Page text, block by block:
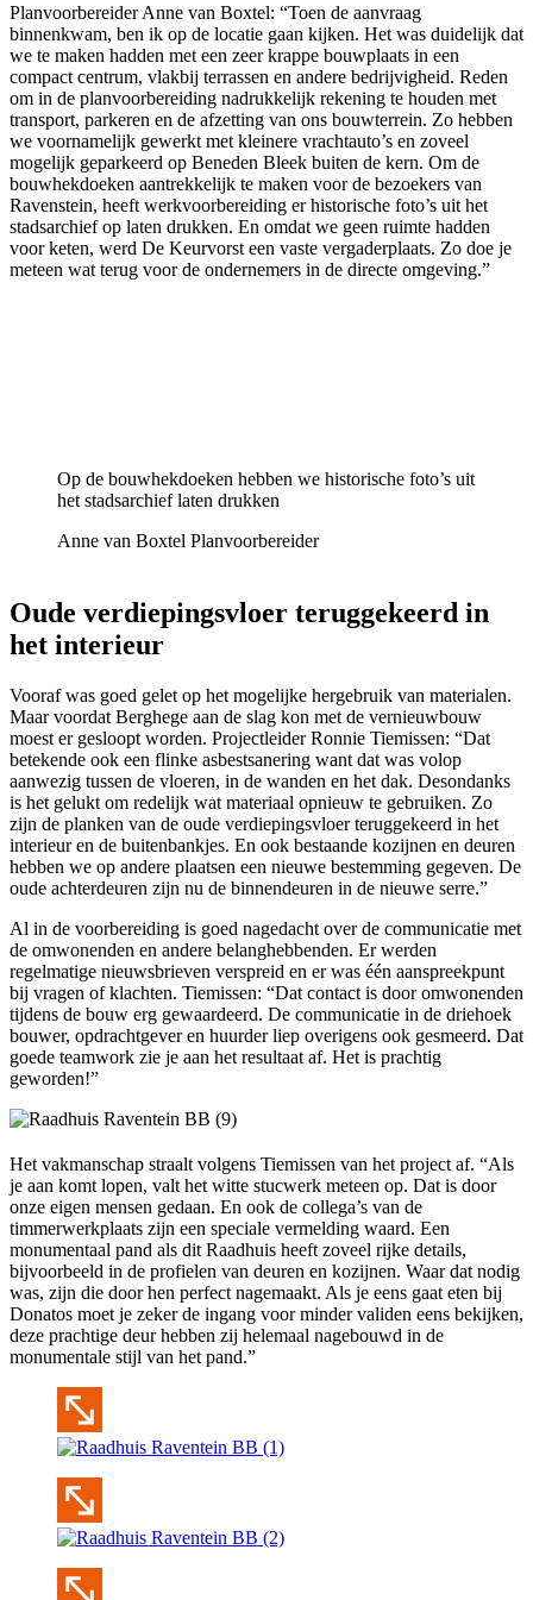
Planvoorbereider Anne van Boxtel: “Toen de aanvraag
binnenkwam, ben ik op de locatie gaan kijken. Het was duidelijk dat
we te maken hadden met een zeer krappe bouwplaats in een
compact centrum, vlakbij terrassen en andere bedrijvigheid. Reden
om in de planvoorbereiding nadrukkelijk rekening te houden met
transport, parkeren en de afzetting van ons bouwterrein. Zo hebben
we voornamelijk gewerkt met kleinere vrachtauto’s en zoveel
mogelijk geparkeerd op Beneden Bleek buiten de kern. Om de
bouwhekdoeken aantrekkelijk te maken voor de bezoekers van
Ravenstein, heeft werkvoorbereiding er historische foto’s uit het
stadsarchief op laten drukken. En omdat we geen ruimte hadden
voor keten, werd De Keurvorst een vaste vergaderplaats. Zo doe je
meteen wat terug voor de ondernemers in de directe omgeving.”
Op de bouwhekdoeken hebben we historische foto’s uit
het stadsarchief laten drukken
Anne van Boxtel Planvoorbereider
Oude verdiepingsvloer teruggekeerd in
het interieur
Vooraf was goed gelet op het mogelijke hergebruik van materialen.
Maar voordat Berghege aan de slag kon met de vernieuwbouw
moest er gesloopt worden. Projectleider Ronnie Tiemissen: “Dat
betekende ook een flinke asbestsanering want dat was volop
aanwezig tussen de vloeren, in de wanden en het dak. Desondanks
is het gelukt om redelijk wat materiaal opnieuw te gebruiken. Zo
zijn de planken van de oude verdiepingsvloer teruggekeerd in het
interieur en de buitenbankjes. En ook bestaande kozijnen en deuren
hebben we op andere plaatsen een nieuwe bestemming gegeven. De
oude achterdeuren zijn nu de binnendeuren in de nieuwe serre.”
Al in de voorbereiding is goed nagedacht over de communicatie met
de omwonenden en andere belanghebbenden. Er werden
regelmatige nieuwsbrieven verspreid en er was één aanspreekpunt
bij vragen of klachten. Tiemissen: “Dat contact is door omwonenden
tijdens de bouw erg gewaardeerd. De communicatie in de driehoek
bouwer, opdrachtgever en huurder liep overigens ook gesmeerd. Dat
goede teamwork zie je aan het resultaat af. Het is prachtig
geworden!”
Het vakmanschap straalt volgens Tiemissen van het project af. “Als
je aan komt lopen, valt het witte stucwerk meteen op. Dat is door
onze eigen mensen gedaan. En ook de collega’s van de
timmerwerkplaats zijn een speciale vermelding waard. Een
monumentaal pand als dit Raadhuis heeft zoveel rijke details,
bijvoorbeeld in de profielen van deuren en kozijnen. Waar dat nodig
was, zijn die door hen perfect nagemaakt. Als je eens gaat eten bij
Donatos moet je zeker de ingang voor minder validen eens bekijken,
deze prachtige deur hebben zij helemaal nagebouwd in de
monumentale stijl van het pand.”